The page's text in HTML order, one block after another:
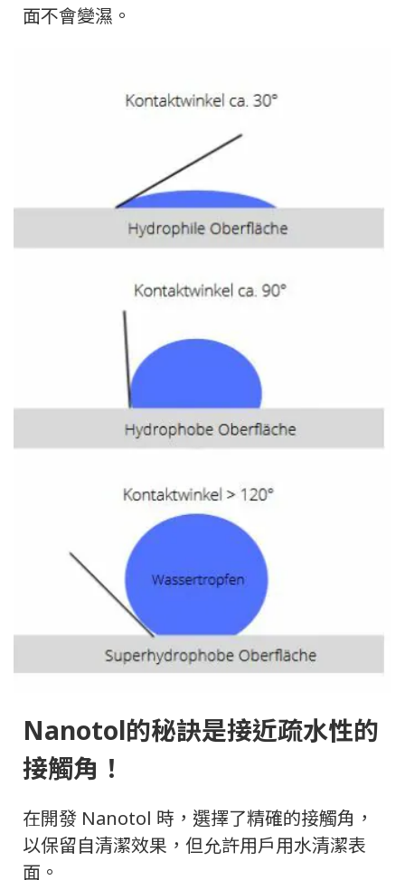
面不會變濕。
Nanotol的秘訣是接近疏水性的
接觸角！
在開發 Nanotol 時，選擇了精確的接觸角，
以保留自清潔效果，但允許用戶用水清潔表
面。